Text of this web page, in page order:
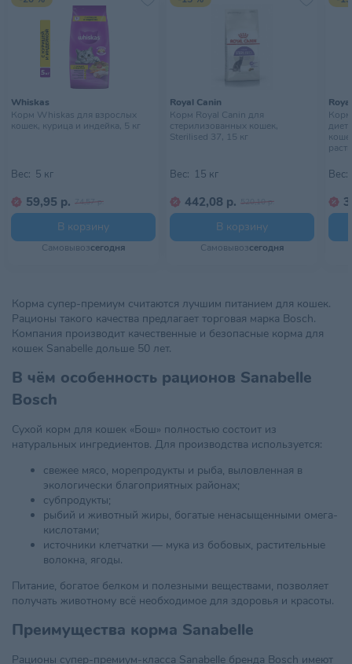
Whiskas
Корм Whiskas для взрослых
кошек, курица и индейка, 5 кг
Вес: 5 кг
59,95 р. 74,57 р.
В корзину
Самовывозсегодня
Royal Canin
Корм Royal Canin для
стерилизованных кошек,
Sterilised 37, 15 кг
Вес: 15 кг
442,08 р. 520,10 р.
В корзину
Самовывозсегодня
Вес:
Корма супер-премиум считаются лучшим питанием для кошек.
Рационы такого качества предлагает торговая марка Bosch.
Компания производит качественные и безопасные корма для
кошек Sanabelle дольше 50 лет.
В чём особенность рационов Sanabelle
Bosch
Сухой корм для кошек «Бош» полностью состоит из
натуральных ингредиентов. Для производства используется:
свежее мясо, морепродукты и рыба, выловленная в
экологически благоприятных районах;
субпродукты;
рыбий и животный жиры, богатые ненасыщенными омега-
кислотами;
источники клетчатки — мука из бобовых, растительные
волокна, ягоды.
Питание, богатое белком и полезными веществами, позволяет
получать животному всё необходимое для здоровья и красоты.
Преимущества корма Sanabelle
Рационы супер-премиум-класса Sanabelle бренда Bosch имеют